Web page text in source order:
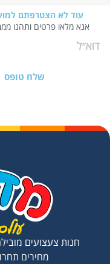
עוד לא הצטרפתם
אנא מלאו פרטים ותהנו
שלח טופס
חנות צעצועים
מחירים